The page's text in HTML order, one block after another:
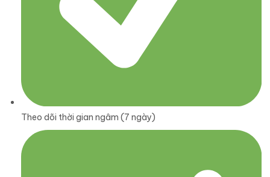
Theo dõi thời gian ngâm (7 ngày)